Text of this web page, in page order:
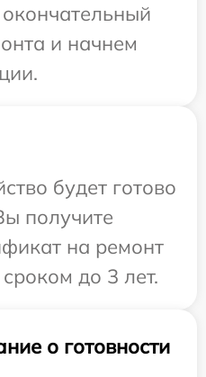
и начнем
будет готово
получите
на ремонт
до 3 лет.
о готовности